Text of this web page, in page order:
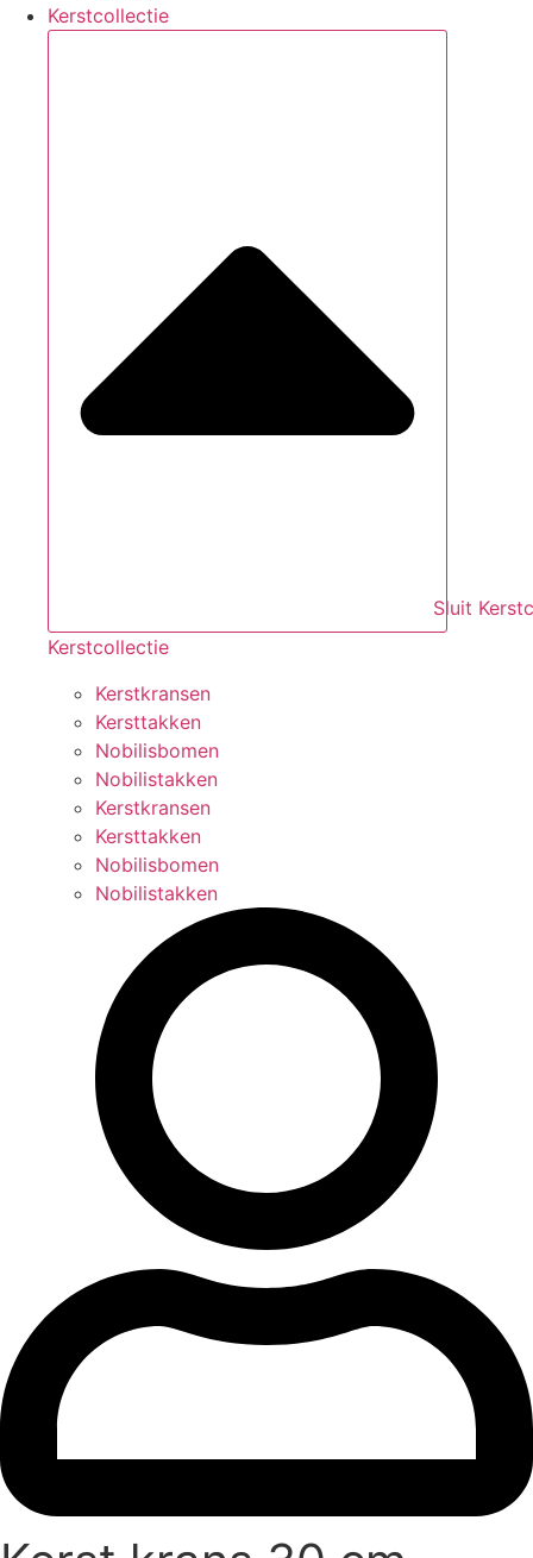
Kerstcollectie
Sluit
Kerstcollectie
Kerstkransen
Kersttakken
Nobilisbomen
Nobilistakken
Kerstkransen
Kersttakken
Nobilisbomen
Nobilistakken